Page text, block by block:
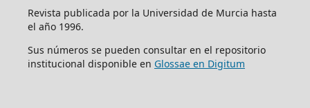
Revista publicada por la Universidad de Murcia hasta
el año 1996.
Sus números se pueden consultar en el repositorio
institucional disponible en Glossae en Digitum